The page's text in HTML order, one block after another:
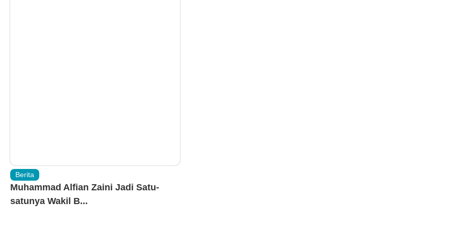
Berita
Muhammad Alfian Zaini Jadi Satu-
satunya Wakil B...